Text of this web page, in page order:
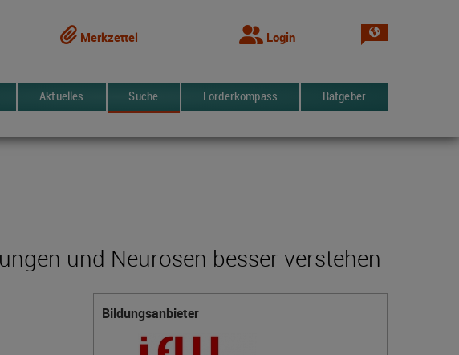
Merkzettel Login Sprache
Aktuelles Suche Förderkompass Ratgeber
und Neurosen besser verstehen
Bildungsanbieter